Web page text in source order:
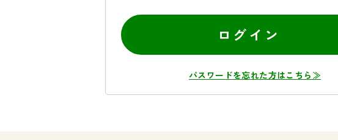
ログイン
パスワードを忘れた方はこちら≫